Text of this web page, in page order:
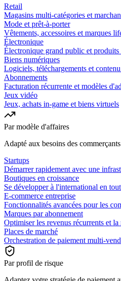
Retail
Magasins multi-catégories et
Mode et prêt-à-porter
Vêtements, accessoires et marques
Électronique
Électronique grand public et produits
Biens numériques
Logiciels, téléchargements et
Abonnements
Facturation récurrente et modèles
Jeux vidéo
Jeux, achats in-game et biens virtuels
Par modèle d'affaires
Adapté aux besoins des commerçants
Startups
Démarrer rapidement avec une
Boutiques en croissance
Se développer à l'international en
E-commerce entreprise
Fonctionnalités avancées pour les
Marques par abonnement
Optimiser les revenus récurrents et la
Places de marché
Orchestration de paiement multi-
Par profil de risque